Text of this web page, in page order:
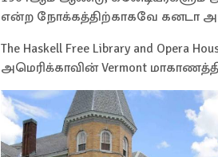
என்ற நோக்கத்திற்காகவே கனடா
The Haskell Free Library and
அமெரிக்காவின் Vermont